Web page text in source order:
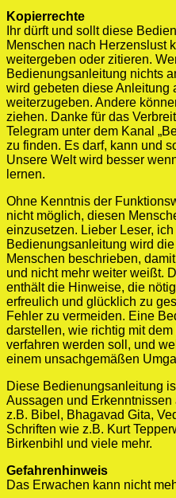
Kopierrechte
Ihr dürft und sollt diese
Menschen nach Herzenslust
weitergeben oder zitieren.
Bedienungsanleitung nichts
wird gebeten diese Anleitung
weiterzugeben. Andere
ziehen. Danke für das
Telegram unter dem Kanal
zu finden. Es darf, kann und
Unsere Welt wird besser
lernen.
Ohne Kenntnis der
nicht möglich, diesen
einzusetzen. Lieber Leser,
Bedienungsanleitung wird
Menschen beschrieben,
und nicht mehr weiter weißt.
enthält die Hinweise, die
erfreulich und glücklich zu
Fehler zu vermeiden. Eine
darstellen, wie richtig mit
verfahren werden soll, und
einem unsachgemäßen
Diese Bedienungsanleitung
Aussagen und
z.B. Bibel, Bhagavad Gita,
Schriften wie z.B. Kurt
Birkenbihl und viele mehr.
Gefahrenhinweis
Das Erwachen kann nicht